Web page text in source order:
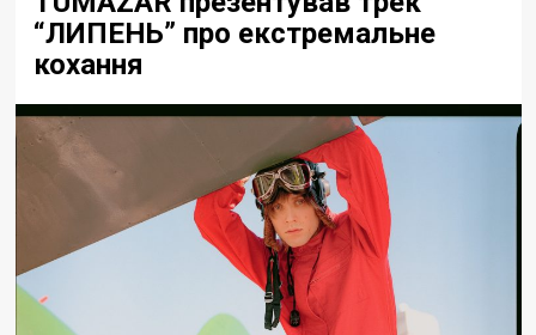
“ЛИПЕНЬ” про екстремальне
кохання